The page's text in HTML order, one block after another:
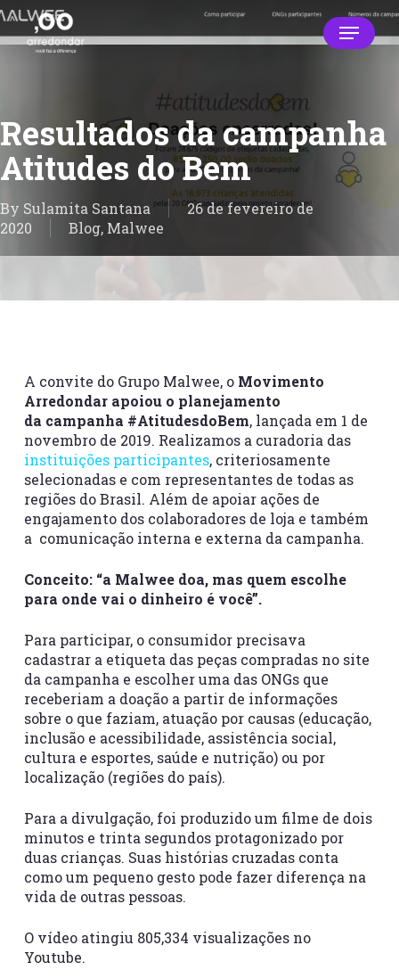
Skip
main
Menu
Resultados da campanha
Atitudes do Bem
By Sulamita Santana
26 de fevereiro de
2020
Blog, Malwee
A convite do Grupo Malwee, o Movimento
Arredondar apoiou o planejamento
da campanha #AtitudesdoBem, lançada em 1 de
novembro de 2019. Realizamos a curadoria das
instituições participantes, criteriosamente
selecionadas e com representantes de todas as
regiões do Brasil. Além de apoiar ações de
engajamento dos colaboradores de loja e também
a comunicação interna e externa da campanha.
Conceito: “a Malwee doa, mas quem escolhe
para onde vai o dinheiro é você”.
Para participar, o consumidor precisava
cadastrar a etiqueta das peças compradas no site
da campanha e escolher uma das ONGs que
receberiam a doação a partir de informações
sobre o que faziam, atuação por causas (educação,
inclusão e acessibilidade, assistência social,
cultura e esportes, saúde e nutrição) ou por
localização (regiões do país).
Para a divulgação, foi produzido um filme de dois
minutos e trinta segundos protagonizado por
duas crianças. Suas histórias cruzadas conta
como um pequeno gesto pode fazer diferença na
vida de outras pessoas.
O vídeo atingiu 805,334 visualizações no
Youtube.
Close